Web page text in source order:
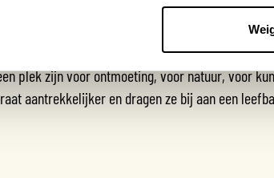
voorbeelden van stadspergola’s: robuust,
plek zijn voor ontmoeting, voor natuur, voor
aantrekkelijker en dragen ze bij aan een